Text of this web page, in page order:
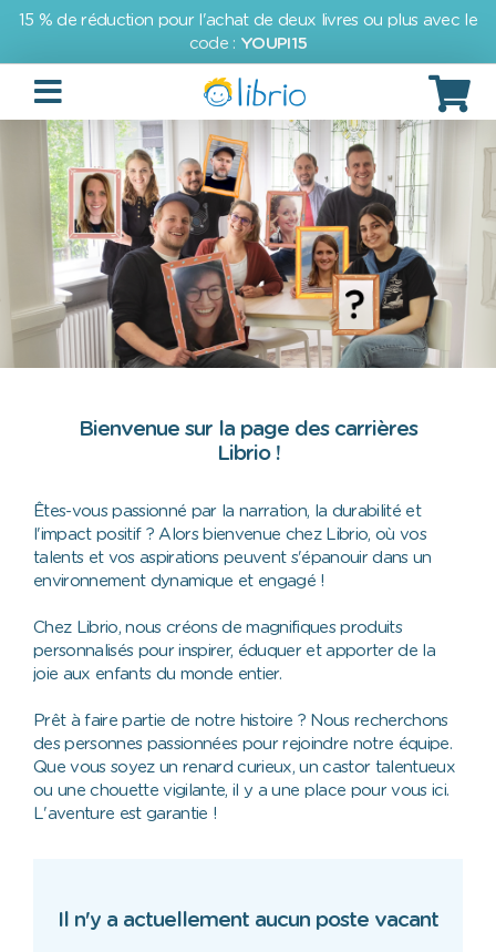
15 % de réduction pour l'achat de deux livres ou plus avec le
code : YOUPI15
Bienvenue sur la page des carrières
Librio !
Êtes-vous passionné par la narration, la durabilité et
l'impact positif ? Alors bienvenue chez Librio, où vos
talents et vos aspirations peuvent s'épanouir dans un
environnement dynamique et engagé !
Chez Librio, nous créons de magnifiques produits
personnalisés pour inspirer, éduquer et apporter de la
joie aux enfants du monde entier.
Prêt à faire partie de notre histoire ? Nous recherchons
des personnes passionnées pour rejoindre notre équipe.
Que vous soyez un renard curieux, un castor talentueux
ou une chouette vigilante, il y a une place pour vous ici.
L'aventure est garantie !
Il n'y a actuellement aucun poste vacant